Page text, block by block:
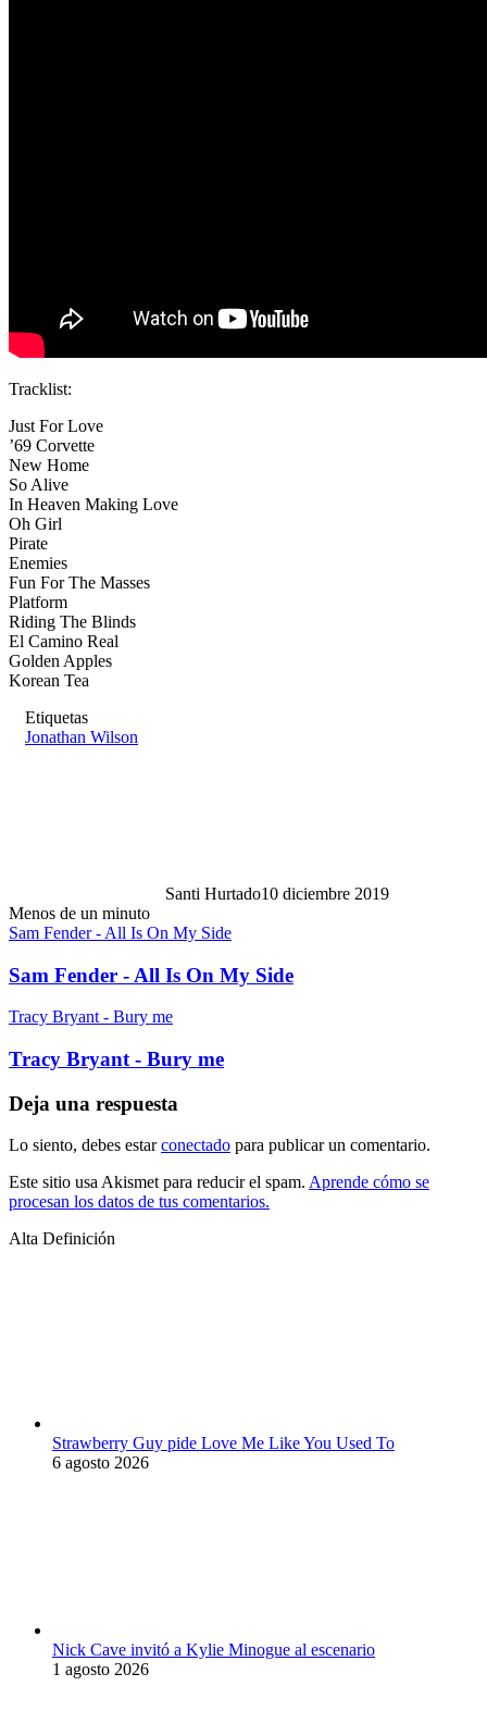
Tracklist:
Just For Love
’69 Corvette
New Home
So Alive
In Heaven Making Love
Oh Girl
Pirate
Enemies
Fun For The Masses
Platform
Riding The Blinds
El Camino Real
Golden Apples
Korean Tea
Etiquetas
Jonathan Wilson
Santi Hurtado10 diciembre 2019
Menos de un minuto
Sam Fender - All Is On My Side
Sam Fender - All Is On My Side
Tracy Bryant - Bury me
Tracy Bryant - Bury me
Deja una respuesta
Lo siento, debes estarconectado para publicar un comentario.
Este sitio usa Akismet para reducir el spam. Aprende cómo se
procesan los datos de tus comentarios.
Alta Definición
Strawberry Guy pide Love Me Like You Used To
6 agosto 2026
Nick Cave invitó a Kylie Minogue al escenario
1 agosto 2026